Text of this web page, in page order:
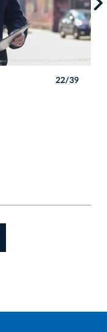
22/39